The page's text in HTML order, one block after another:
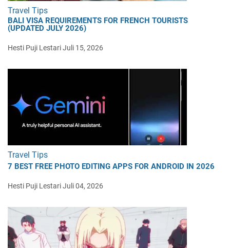
Travel Tips
BALI VISA REQUIREMENTS FOR FRENCH TOURISTS
(UPDATED JULY 2026)
Hesti Puji LestariJuli 15, 2026
Travel Tips
7 BEST FREE PHOTO EDITING APPS FOR ANDROID IN 2026
Hesti Puji LestariJuli 04, 2026